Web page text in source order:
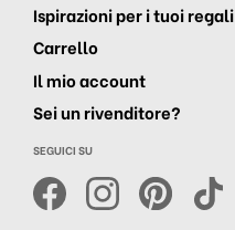
Ispirazioni per i tuoi
Carrello
Il mio account
Sei un rivenditore?
SEGUICI SU